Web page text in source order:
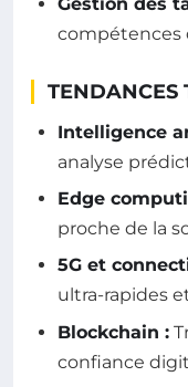
compétences
TENDANCES
Intelligence
analyse
Edge
proche de la
5G et
ultra-rapides
Blockchain :
confiance